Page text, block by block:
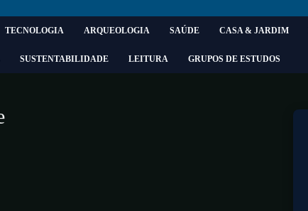
TECNOLOGIA ARQUEOLOGIA SAÚDE CASA & JARDIM
SUSTENTABILIDADE LEITURA GRUPOS DE ESTUDOS